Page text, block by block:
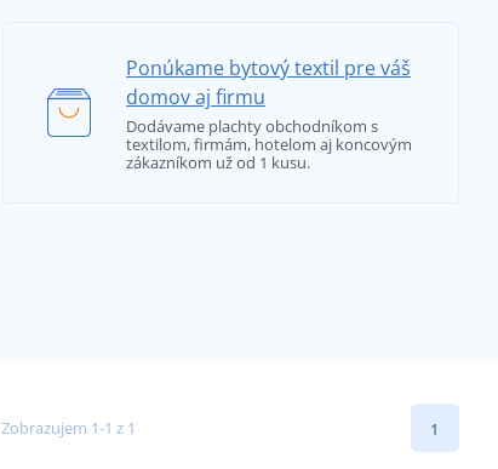
Ponúkame bytový textil pre váš
domov aj firmu
Dodávame plachty obchodníkom s
textilom, firmám, hotelom aj koncovým
zákazníkom už od 1 kusu.
Zobrazujem 1-1 z 1 1